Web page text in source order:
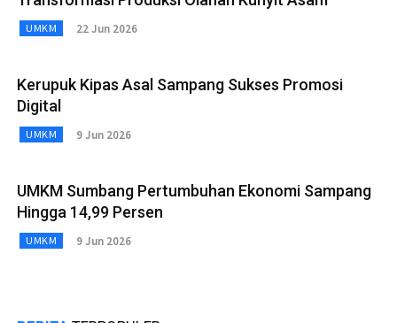
UMKM 22 Jun 2026
Kerupuk Kipas Asal Sampang Sukses Promosi
Digital
UMKM 9 Jun 2026
UMKM Sumbang Pertumbuhan Ekonomi Sampang
Hingga 14,99 Persen
UMKM 9 Jun 2026